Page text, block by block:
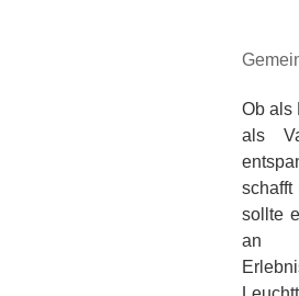
Ob als
als
schafft
sollte
an